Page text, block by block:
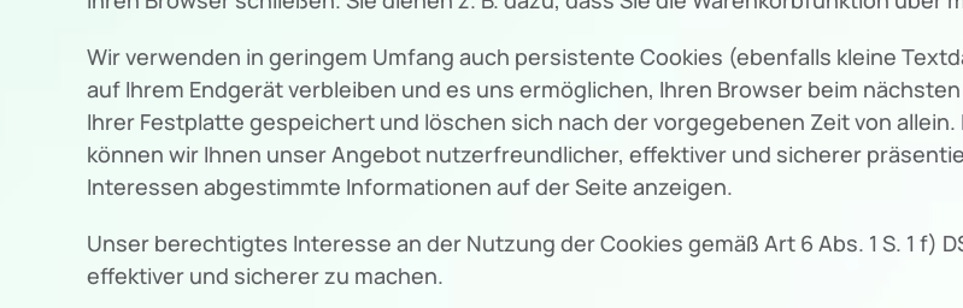
Wir verwenden in geringem Umfang auch persistente Cookies (ebenfalls kleine
auf Ihrem Endgerät verbleiben und es uns ermöglichen, Ihren Browser beim
Ihrer Festplatte gespeichert und löschen sich nach der vorgegebenen Zeit von allein.
können wir Ihnen unser Angebot nutzerfreundlicher, effektiver und sicherer
Interessen abgestimmte Informationen auf der Seite anzeigen.
Unser berechtigtes Interesse an der Nutzung der Cookies gemäß Art 6 Abs. 1 S. 1 f)
effektiver und sicherer zu machen.